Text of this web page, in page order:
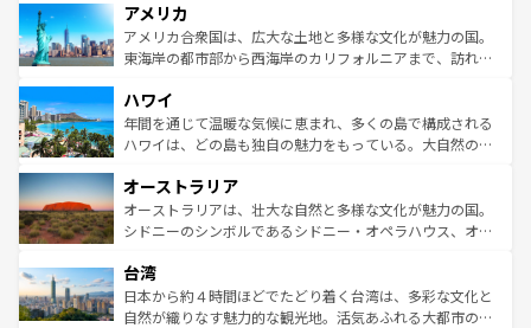
ンツ一覧を参照してほしい。
の建物がそのまま残る町や、スイスならではのユニークな
博物館もあり、アルプス観光だけでなく町歩きも満喫する
ことができる。国民の所得が高いため物価も高いが、旅行
ば市内交通費無料で観光を楽しむこともできる。 なお、新
着のスイス情報はコンテンツ一覧 を参照してほしい。
アメリカ
アメリカ合衆国は、広大な土地と多様な文化が魅力の国。
東海岸の都市部から西海岸のカリフォルニアまで、訪れる
のような巨大都市は、観光、ショッピング、エンターテイ
ンメントが詰まった刺激的なスポットだ。一方、アメリカ
西部には大自然が広がり、グランドキャニオンやイエロー
部のニューオーリンズでは、音楽と美食が融合した独特の
文化が魅力。旅行者はアメリカの各地域で異なる魅力を楽
しみながら、その多様性と豊かな歴史を感じることができ
ならではの贅沢な旅のスタイルだ。 なお、新着のアメリカ
情報はコンテンツ一覧を参照してほしい。
ハワイ
年間を通じて温暖な気候に恵まれ、多くの島で構成される
ハワイは、どの島も独自の魅力をもっている。大自然の神
ワイ島は見逃せない。また、定番の観光地といえばオアフ
島だが、静かな自然を求めるならマウイ島やカウアイ島が
おすすめ。エメラルドグリーンに輝く海をはじめ、豊かな
れるおもてなしの心で訪れる人々を迎えてくれるハワイの
人々、おいしいローカルフードやハワイアンミュージッ
ク、伝統的なフラダンスなど、すべてがハワイの魅力を彩
オーストラリア
オーストラリアは、壮大な自然と多様な文化が魅力の国。
シドニーのシンボルであるシドニー・オペラハウス、オー
リアリーフや大陸中央部にそびえるウルル（エアーズロッ
ク）、タスマニアの美しい原生林やケアンズの熱帯雨林な
ど、見どころがたくさん。また、カフェやワイン、オージ
台湾
日本から約４時間ほどでたどり着く台湾は、多彩な文化と
自然が織りなす魅力的な観光地。活気あふれる大都市の台